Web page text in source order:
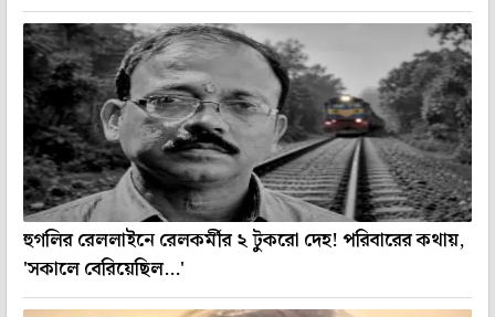
হুগলির রেললাইনে রেলকর্মীর ২ টুকরো দেহ! পরিবারের কথায়,
'সকালে বেরিয়েছিল...'